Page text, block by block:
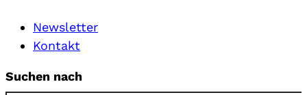
Newsletter
Kontakt
Suchen nach